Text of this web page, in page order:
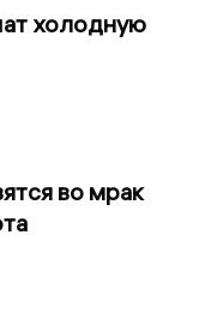
холодную
во мрак